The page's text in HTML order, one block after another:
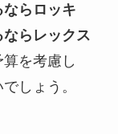
らロッキ
らレックス
を考慮し
しょう。